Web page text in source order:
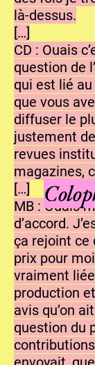
là-dessus.
[…]
CD : Ouais
question de
qui est lié
que vous
diffuser le
justement
revues
magazines,
[…]
MB : Ouais
d’accord.
ça rejoint ce
prix pour
vraiment
production
avis qu’on
question du